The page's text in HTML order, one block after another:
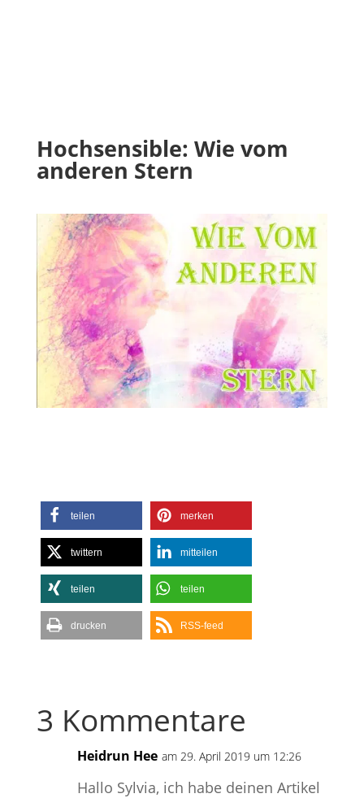
Hochsensible: Wie vom
anderen Stern
teilen merken
twittern mitteilen
teilen teilen
drucken RSS-feed
3 Kommentare
Heidrun Hee am 29. April 2019 um 12:26
Hallo Sylvia, ich habe deinen Artikel